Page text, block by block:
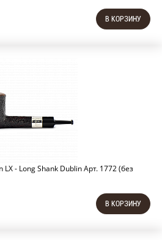
В КОРЗИНУ
LX - Long Shank Dublin Арт. 1772 (без
В КОРЗИНУ